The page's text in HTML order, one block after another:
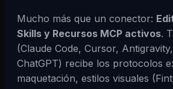
Mucho más que un conector:
Skills y Recursos MCP activos.
(Claude Code, Cursor,
ChatGPT) recibe los protocolos
maquetación, estilos visuales